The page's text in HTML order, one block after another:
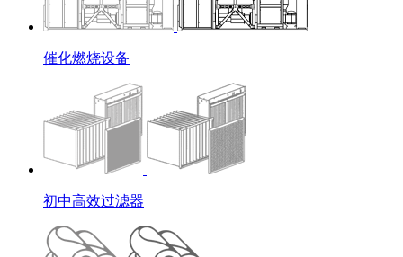
催化燃烧设备
初中高效过滤器